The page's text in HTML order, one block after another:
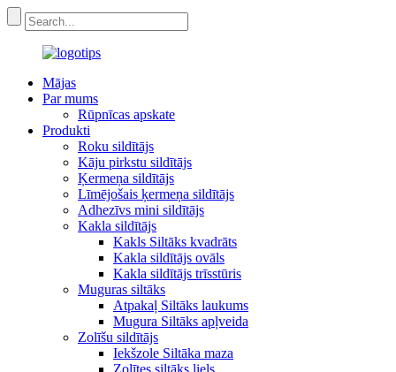
Mājas
Par mums
Rūpnīcas apskate
Produkti
Roku sildītājs
Kāju pirkstu sildītājs
Ķermeņa sildītājs
Līmējošais ķermeņa sildītājs
Adhezīvs mini sildītājs
Kakla sildītājs
Kakls Siltāks kvadrāts
Kakla sildītājs ovāls
Kakla sildītājs trīsstūris
Muguras siltāks
Atpakaļ Siltāks laukums
Mugura Siltāks apļveida
Zolīšu sildītājs
Iekšzole Siltāka maza
Zolītes siltāks liels